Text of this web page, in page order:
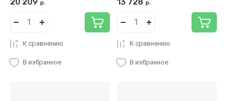
р.
К сравнению
В избранное
р.
К сравнению
В избранное